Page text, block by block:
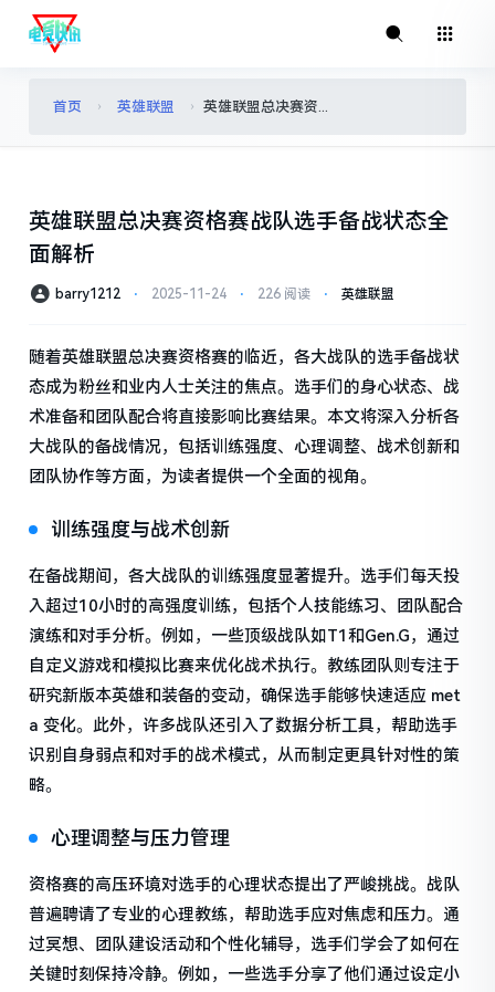
首页 › 英雄联盟 ›
英雄联盟总决赛资格赛战队选手备战状态全
面解析
barry1212 ⋅ 2025-11-24 ⋅ 226 阅读 ⋅ 英雄联盟
随着英雄联盟总决赛资格赛的临近，各大战队的选手备战状
态成为粉丝和业内人士关注的焦点。选手们的身心状态、战
术准备和团队配合将直接影响比赛结果。本文将深入分析各
大战队的备战情况，包括训练强度、心理调整、战术创新和
团队协作等方面，为读者提供一个全面的视角。
训练强度与战术创新
在备战期间，各大战队的训练强度显著提升。选手们每天投
入超过10小时的高强度训练，包括个人技能练习、团队配合
演练和对手分析。例如，一些顶级战队如T1和Gen.G，通过
自定义游戏和模拟比赛来优化战术执行。教练团队则专注于
研究新版本英雄和装备的变动，确保选手能够快速适应 met
a 变化。此外，许多战队还引入了数据分析工具，帮助选手
识别自身弱点和对手的战术模式，从而制定更具针对性的策
略。
心理调整与压力管理
资格赛的高压环境对选手的心理状态提出了严峻挑战。战队
普遍聘请了专业的心理教练，帮助选手应对焦虑和压力。通
过冥想、团队建设活动和个性化辅导，选手们学会了如何在
关键时刻保持冷静。例如，一些选手分享了他们通过设定小